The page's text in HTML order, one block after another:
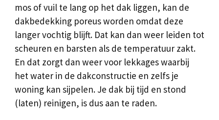
mos of vuil te lang op het dak liggen, kan de
dakbedekking poreus worden omdat deze
langer vochtig blijft. Dat kan dan weer leiden tot
scheuren en barsten als de temperatuur zakt.
En dat zorgt dan weer voor lekkages waarbij
het water in de dakconstructie en zelfs je
woning kan sijpelen. Je dak bij tijd en stond
(laten) reinigen, is dus aan te raden.